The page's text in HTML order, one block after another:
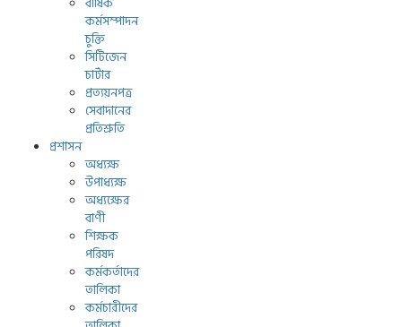
কর্মসম্পাদন
চুক্তি
সিটিজেন
চার্টার
প্রত্যয়নপত্র
সেবাদানের
প্রতিশ্রুতি
প্রশাসন
অধ্যক্ষ
উপাধ্যক্ষ
অধ্যক্ষের
বাণী
শিক্ষক
পরিষদ
কর্মকর্তাদের
তালিকা
কর্মচারীদের